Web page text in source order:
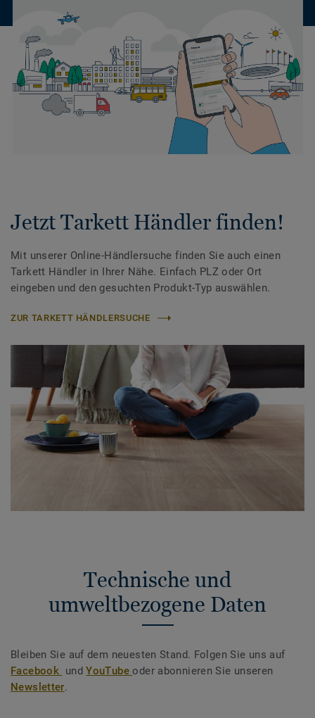
Jetzt Tarkett Händler finden!
Mit unserer Online-Händlersuche finden Sie auch einen
Tarkett Händler in Ihrer Nähe. Einfach PLZ oder Ort
eingeben und den gesuchten Produkt-Typ auswählen.
ZUR TARKETT HÄNDLERSUCHE
Technische und
umweltbezogene Daten
Bleiben Sie auf dem neuesten Stand. Folgen Sie uns auf
Facebook undYouTubeoder abonnieren Sie unseren
Newsletter.